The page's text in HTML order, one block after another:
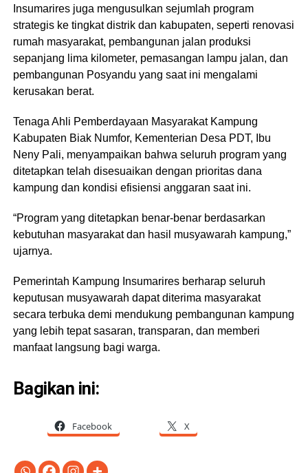
Insumarires juga mengusulkan sejumlah program
strategis ke tingkat distrik dan kabupaten, seperti renovasi
rumah masyarakat, pembangunan jalan produksi
sepanjang lima kilometer, pemasangan lampu jalan, dan
pembangunan Posyandu yang saat ini mengalami
kerusakan berat.
Tenaga Ahli Pemberdayaan Masyarakat Kampung
Kabupaten Biak Numfor, Kementerian Desa PDT, Ibu
Neny Pali, menyampaikan bahwa seluruh program yang
ditetapkan telah disesuaikan dengan prioritas dana
kampung dan kondisi efisiensi anggaran saat ini.
“Program yang ditetapkan benar-benar berdasarkan
kebutuhan masyarakat dan hasil musyawarah kampung,”
ujarnya.
Pemerintah Kampung Insumarires berharap seluruh
keputusan musyawarah dapat diterima masyarakat
secara terbuka demi mendukung pembangunan kampung
yang lebih tepat sasaran, transparan, dan memberi
manfaat langsung bagi warga.
Bagikan ini:
Facebook X